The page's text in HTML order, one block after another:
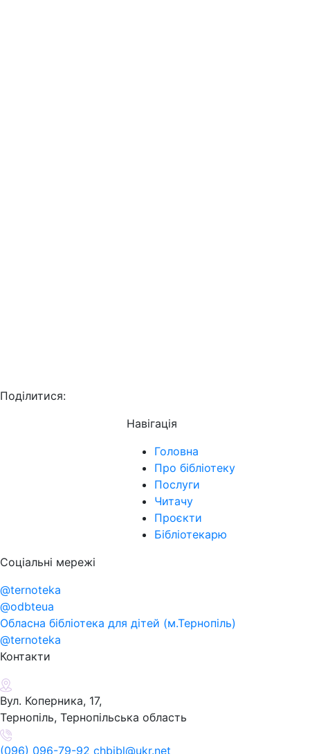
Поділитися:
Навігація
Головна
Про бібліотеку
Послуги
Читачу
Проєкти
Бібліотекарю
Соціальні мережі
@ternoteka
@odbteua
Обласна бібліотека для дітей (м.Тернопіль)
@ternoteka
Контакти
Вул. Коперника, 17,
Тернопіль, Тернопільська область
(096) 096-79-92 chbibl@ukr.net